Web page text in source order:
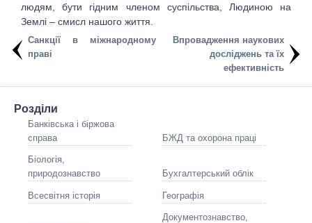
людям, бути гідним членом суспільства, Людиною на
Землі – смисл нашого життя.
Санкції в міжнародному
праві
Впровадження наукових
досліджень та їx
ефективність
Розділи
Банківська і біржова
справа
БЖД та охорона праці
Біологія,
природознавство
Бухгалтерський облік
Всесвітня історія Географія
Документознавство,